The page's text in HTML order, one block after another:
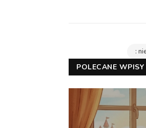
:
POLECANE WPISY